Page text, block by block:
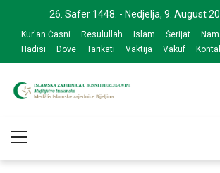
navigation
content
26. Safer 1448. - Nedjelja, 9. August
Kur'an Časni Resulullah Islam Šerijat
Hadisi
Dove Tarikati Vaktija Vakuf
zajednice
Menu